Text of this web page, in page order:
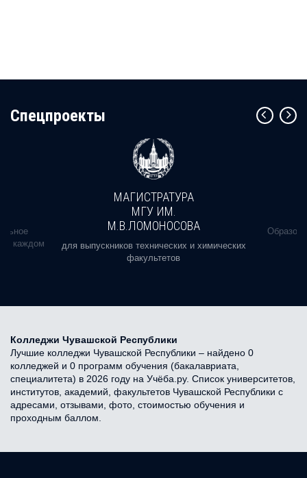
Cпецпроекты
в каждом
МАГИСТРАТУРА
МГУ ИМ.
М.В.ЛОМОНОСОВА
для выпускников технических и химических
факультетов
Колледжи Чувашской Республики
Лучшие колледжи Чувашской Республики – найдено 0
колледжей и 0 программ обучения (бакалавриата,
специалитета) в 2026 году на Учёба.ру. Список университетов,
институтов, академий, факультетов Чувашской Республики с
адресами, отзывами, фото, стоимостью обучения и
проходным баллом.